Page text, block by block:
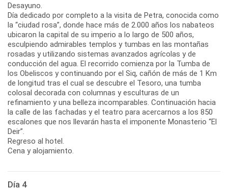
Desayuno.
Día dedicado por completo a la visita de Petra, conocida como
la “ciudad rosa”, donde hace más de 2.000 años los nabateos
ubicaron la capital de su imperio a lo largo de 500 años,
esculpiendo admirables templos y tumbas en las montañas
rosadas y utilizando sistemas avanzados agrícolas y de
conducción del agua. El recorrido comienza por la Tumba de
los Obeliscos y continuando por el Siq, cañón de más de 1 Km
de longitud tras el cual se descubre el Tesoro, una tumba
colosal decorada con columnas y esculturas de un
refinamiento y una belleza incomparables. Continuación hacia
la calle de las fachadas y el teatro para acercarnos a los 850
escalones que nos llevarán hasta el imponente Monasterio “El
Deir”.
Regreso al hotel.
Cena y alojamiento.
Día 4